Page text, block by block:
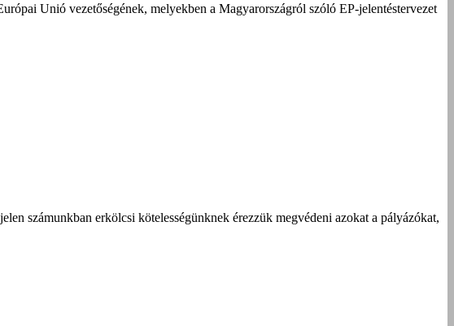
Unió vezetőségének, melyekben a Magyarországról szóló EP-jelentéstervezet
számunkban erkölcsi kötelességünknek érezzük megvédeni azokat a pályázókat,